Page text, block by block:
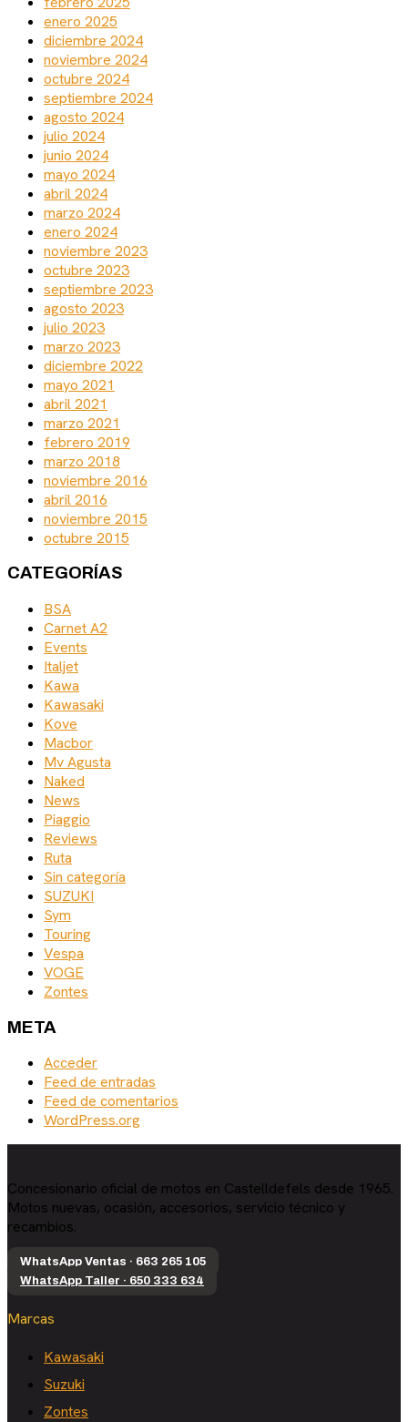
enero 2025
diciembre 2024
noviembre 2024
octubre 2024
septiembre 2024
agosto 2024
julio 2024
junio 2024
mayo 2024
abril 2024
marzo 2024
enero 2024
noviembre 2023
octubre 2023
septiembre 2023
agosto 2023
julio 2023
marzo 2023
diciembre 2022
mayo 2021
abril 2021
marzo 2021
febrero 2019
marzo 2018
noviembre 2016
abril 2016
noviembre 2015
octubre 2015
CATEGORÍAS
BSA
Carnet A2
Events
Italjet
Kawa
Kawasaki
Kove
Macbor
Mv Agusta
Naked
News
Piaggio
Reviews
Ruta
Sin categoría
SUZUKI
Sym
Touring
Vespa
VOGE
Zontes
META
Acceder
Feed de entradas
Feed de comentarios
WordPress.org
Concesionario oficial de motos en Castelldefels desde 1965.
Motos nuevas, ocasión, accesorios, servicio técnico y
recambios.
WhatsApp Ventas · 663 265 105
WhatsApp Taller · 650 333 634
Marcas
Kawasaki
Suzuki
Zontes